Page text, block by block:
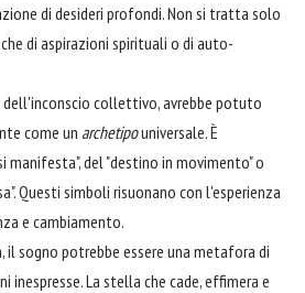
di desideri profondi. Non si tratta solo
di aspirazioni spirituali o di auto-
dell'inconscio collettivo, avrebbe potuto
come un archetipouniversale. È
manifesta", del "destino in movimento" o
Questi simboli risuonano con l'esperienza
e cambiamento.
il sogno potrebbe essere una metafora di
inespresse. La stella che cade, effimera e